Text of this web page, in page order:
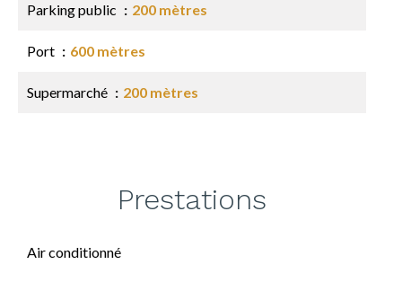
Parking public 200 mètres
Port 600 mètres
Supermarché 200 mètres
Prestations
Air conditionné